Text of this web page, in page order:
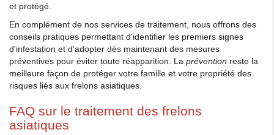
et protégé.
En complément de nos services de traitement, nous offrons des
conseils pratiques permettant d'identifier les premiers signes
d'infestation et d'adopter dès maintenant des mesures
préventives pour éviter toute réapparition. La prévention reste la
meilleure façon de protéger votre famille et votre propriété des
risques liés aux frelons asiatiques.
FAQ sur le traitement des frelons
asiatiques